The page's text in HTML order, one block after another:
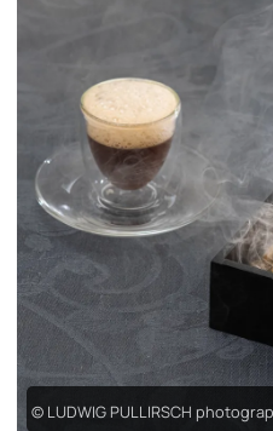
© LUDWIG PULLIRSCH